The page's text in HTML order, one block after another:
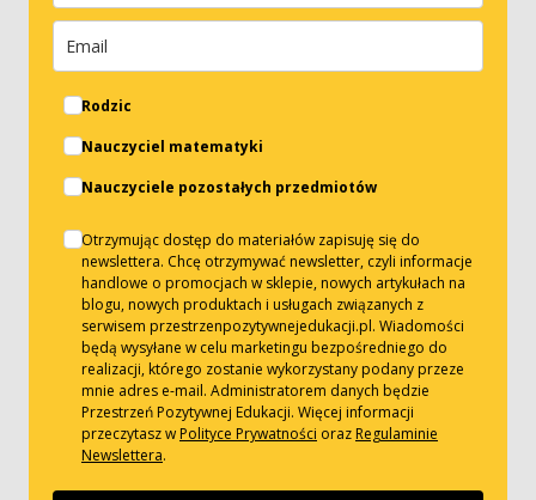
Rodzic
Nauczyciel matematyki
Nauczyciele pozostałych przedmiotów
Otrzymując dostęp do materiałów zapisuję się do
newslettera. Chcę otrzymywać newsletter, czyli informacje
handlowe o promocjach w sklepie, nowych artykułach na
blogu, nowych produktach i usługach związanych z
serwisem przestrzenpozytywnejedukacji.pl. Wiadomości
będą wysyłane w celu marketingu bezpośredniego do
realizacji, którego zostanie wykorzystany podany przeze
mnie adres e-mail. Administratorem danych będzie
Przestrzeń Pozytywnej Edukacji. Więcej informacji
przeczytasz wPolityce Prywatności orazRegulaminie
Newslettera.